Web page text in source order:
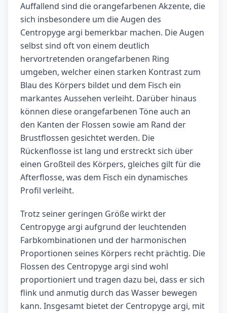
Auffallend sind die orangefarbenen Akzente, die
sich insbesondere um die Augen des
Centropyge argi bemerkbar machen. Die Augen
selbst sind oft von einem deutlich
hervortretenden orangefarbenen Ring
umgeben, welcher einen starken Kontrast zum
Blau des Körpers bildet und dem Fisch ein
markantes Aussehen verleiht. Darüber hinaus
können diese orangefarbenen Töne auch an
den Kanten der Flossen sowie am Rand der
Brustflossen gesichtet werden. Die
Rückenflosse ist lang und erstreckt sich über
einen Großteil des Körpers, gleiches gilt für die
Afterflosse, was dem Fisch ein dynamisches
Profil verleiht.
Trotz seiner geringen Größe wirkt der
Centropyge argi aufgrund der leuchtenden
Farbkombinationen und der harmonischen
Proportionen seines Körpers recht prächtig. Die
Flossen des Centropyge argi sind wohl
proportioniert und tragen dazu bei, dass er sich
flink und anmutig durch das Wasser bewegen
kann. Insgesamt bietet der Centropyge argi, mit